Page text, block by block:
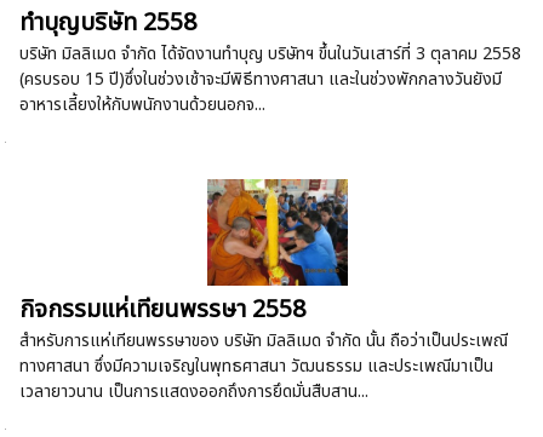
ทำบุญบริษัท 2558
บริษัท มิลลิเมด จำกัด ได้จัดงานทำบุญ บริษัทฯ ขึ้นในวันเสาร์ที่ 3 ตุลาคม 2558
(ครบรอบ 15 ปี)ซึ่งในช่วงเช้าจะมีพิธีทางศาสนา และในช่วงพักกลางวันยังมี
อาหารเลี้ยงให้กับพนักงานด้วยนอกจ...
กิจกรรมแห่เทียนพรรษา 2558
สำหรับการแห่เทียนพรรษาของ บริษัท มิลลิเมด จำกัด นั้น ถือว่าเป็นประเพณี
ทางศาสนา ซึ่งมีความเจริญในพุทธศาสนา วัฒนธรรม และประเพณีมาเป็น
เวลายาวนาน เป็นการแสดงออกถึงการยึดมั่นสืบสาน...